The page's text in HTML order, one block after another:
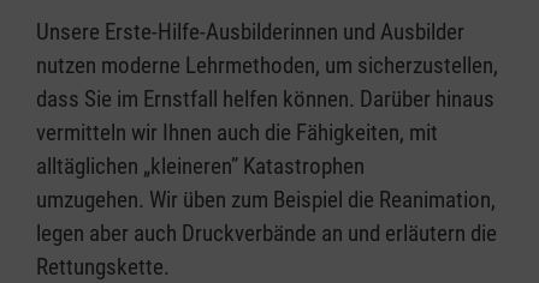
Unsere Erste-Hilfe-Ausbilderinnen und Ausbilder
nutzen moderne Lehrmethoden, um sicherzustellen,
dass Sie im Ernstfall helfen können. Darüber hinaus
vermitteln wir Ihnen auch die Fähigkeiten, mit
alltäglichen „kleineren” Katastrophen
umzugehen. Wir üben zum Beispiel die Reanimation,
legen aber auch Druckverbände an und erläutern die
Rettungskette.